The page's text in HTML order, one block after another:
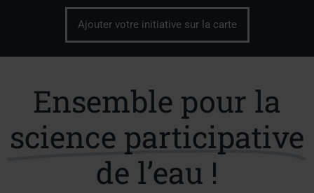
Ajouter votre initiative sur la carte
Ensemble pour la
science participative
de l’eau !